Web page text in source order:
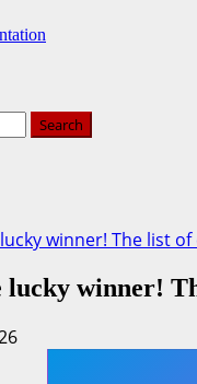
winner! The list
winner!